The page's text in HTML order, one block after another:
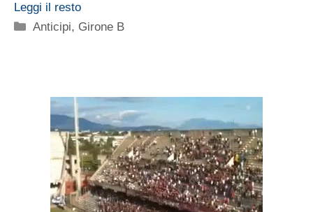
Leggi il resto
Categorie
Anticipi, Girone B